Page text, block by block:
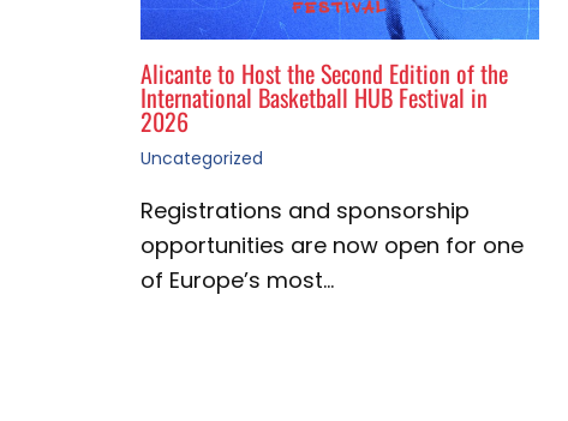
Alicante to Host the Second Edition of the
International Basketball HUB Festival in
2026
Uncategorized
Registrations and sponsorship
opportunities are now open for one
of Europe’s most…